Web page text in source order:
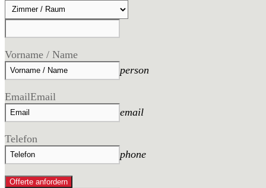
Vorname / Name
person
EmailEmail
email
Telefon
phone
Offerte anfordern